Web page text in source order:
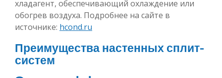
хладагент, обеспечивающий охлаждение или
обогрев воздуха. Подробнее на сайте в
источнике: hcond.ru
Преимущества настенных сплит-
систем